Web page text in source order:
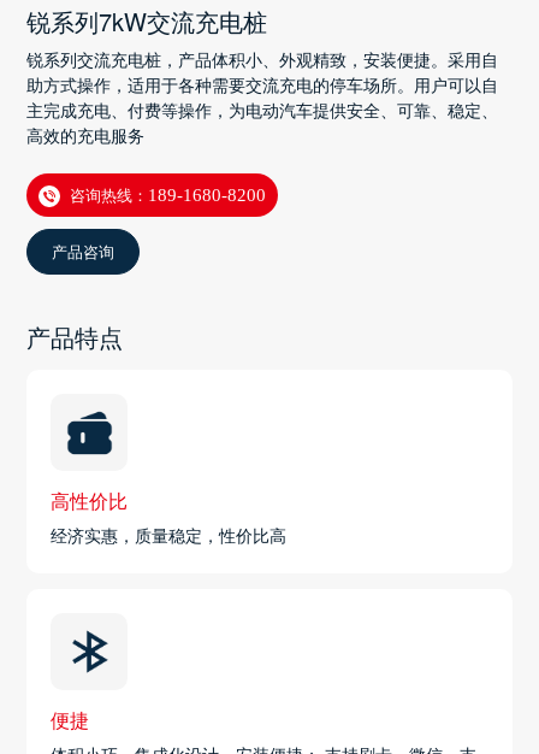
锐系列7kW交流充电桩
锐系列交流充电桩，产品体积小、外观精致，安装便捷。采用自
助方式操作，适用于各种需要交流充电的停车场所。用户可以自
主完成充电、付费等操作，为电动汽车提供安全、可靠、稳定、
高效的充电服务
咨询热线： 189-1680-8200
产品咨询
产品特点
高性价比
经济实惠，质量稳定，性价比高
便捷